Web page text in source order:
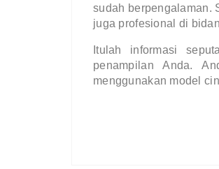
sudah berpengalaman.
juga profesional di
Itulah informasi
penampilan Anda.
menggunakan model